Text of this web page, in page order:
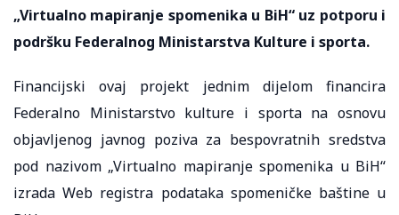
„Virtualno mapiranje spomenika u BiH“ uz potporu i
podršku Federalnog Ministarstva Kulture i sporta.
Financijski ovaj projekt jednim dijelom financira
Federalno Ministarstvo kulture i sporta na osnovu
objavljenog javnog poziva za bespovratnih sredstva
pod nazivom „Virtualno mapiranje spomenika u BiH“
izrada Web registra podataka spomeničke baštine u